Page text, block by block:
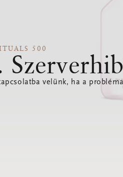
500
velünk, ha a